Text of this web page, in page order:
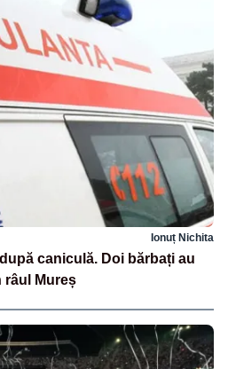
Ionuț Nichita
caniculă. Doi bărbați au
râul Mureș